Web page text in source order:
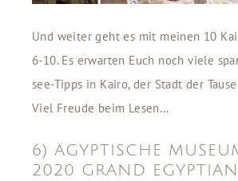
Und weiter geht es mit meinen 10
6-10. Es erwarten Euch noch viele
see-Tipps in Kairo, der Stadt der
Viel Freude beim Lesen…
6) ÄGYPTISCHE
2020 GRAND